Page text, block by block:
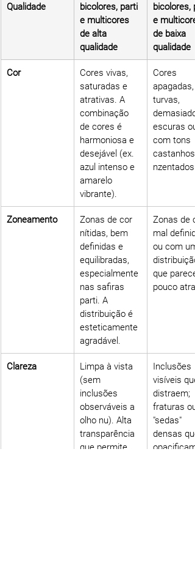
Qualidade
bicolores, parti
e multicores
de alta
qualidade
bicolores,
e
de baixa
qualidade
Cor
Cores vivas,
saturadas e
atrativas. A
combinação
de cores é
harmoniosa e
desejável (ex.
azul intenso e
amarelo
vibrante).
Cores
apagadas,
turvas,
demasiado
escuras ou
com tons
nzentados.
Zoneamento
Zonas de cor
nítidas, bem
definidas e
equilibradas,
especialmente
nas safiras
parti. A
distribuição é
esteticamente
agradável.
Zonas de
mal
ou com
distribuição
que parece
pouco
Clareza
Limpa à vista
(sem
inclusões
observáveis a
olho nu). Alta
transparência
que permite
Inclusões
visíveis que
distraem;
fraturas ou
"sedas"
densas